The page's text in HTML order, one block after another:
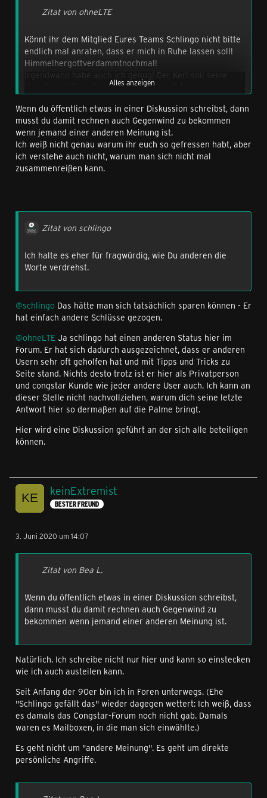
Zitat von ohneLTE
Könnt ihr dem Mitglied Eures Teams Schlingo nicht bitte
endlich mal anraten, dass er mich in Ruhe lassen soll!
Himmelhergottverdammtnochmal!
Komplexe bitte mit seinesgleichen ausleben.
Ich ignoriere diese Person so gut ich kann, gehe auf
keines seiner Postings ein und überlese jeden seiner
d..... Kommentare.
Auch habe ich mehrfach darum gebeten, ebenso in Ruhe
gelassen zu werden.
Aber diese Person greift mich immer wieder an. Immer
Wenn er normaler User wäre, würde ich ihn einfach als
[zensiert] verachten und gut!
Truppe. Und das ist etwas anderes
Alles anzeigen
Wenn du öffentlich etwas in einer Diskussion schreibst, dann
musst du damit rechnen auch Gegenwind zu bekommen
wenn jemand einer anderen Meinung ist.
Ich weiß nicht genau warum ihr euch so gefressen habt, aber
ich verstehe auch nicht, warum man sich nicht mal
zusammenreißen kann.
Zitat von schlingo
Ich halte es eher für fragwürdig, wie Du anderen die
Worte verdrehst.
@schlingo Das hätte man sich tatsächlich sparen können - Er
hat einfach andere Schlüsse gezogen.
@ohneLTE Ja schlingo hat einen anderen Status hier im
Forum. Er hat sich dadurch ausgezeichnet, dass er anderen
Usern sehr oft geholfen hat und mit Tipps und Tricks zu
Seite stand. Nichts desto trotz ist er hier als Privatperson
und congstar Kunde wie jeder andere User auch. Ich kann an
dieser Stelle nicht nachvollziehen, warum dich seine letzte
Antwort hier so dermaßen auf die Palme bringt.
Hier wird eine Diskussion geführt an der sich alle beteiligen
können.
keinExtremist
BESTER FREUND
3. Juni 2020 um 14:07
Zitat von Bea L.
Wenn du öffentlich etwas in einer Diskussion schreibst,
dann musst du damit rechnen auch Gegenwind zu
bekommen wenn jemand einer anderen Meinung ist.
Natürlich. Ich schreibe nicht nur hier und kann so einstecken
wie ich auch austeilen kann.
Seit Anfang der 90er bin ich in Foren unterwegs. (Ehe
"Schlingo gefällt das" wieder dagegen wettert: Ich weiß, dass
es damals das Congstar-Forum noch nicht gab. Damals
waren es Mailboxen, in die man sich einwählte.)
Es geht nicht um "andere Meinung". Es geht um direkte
persönliche Angriffe.